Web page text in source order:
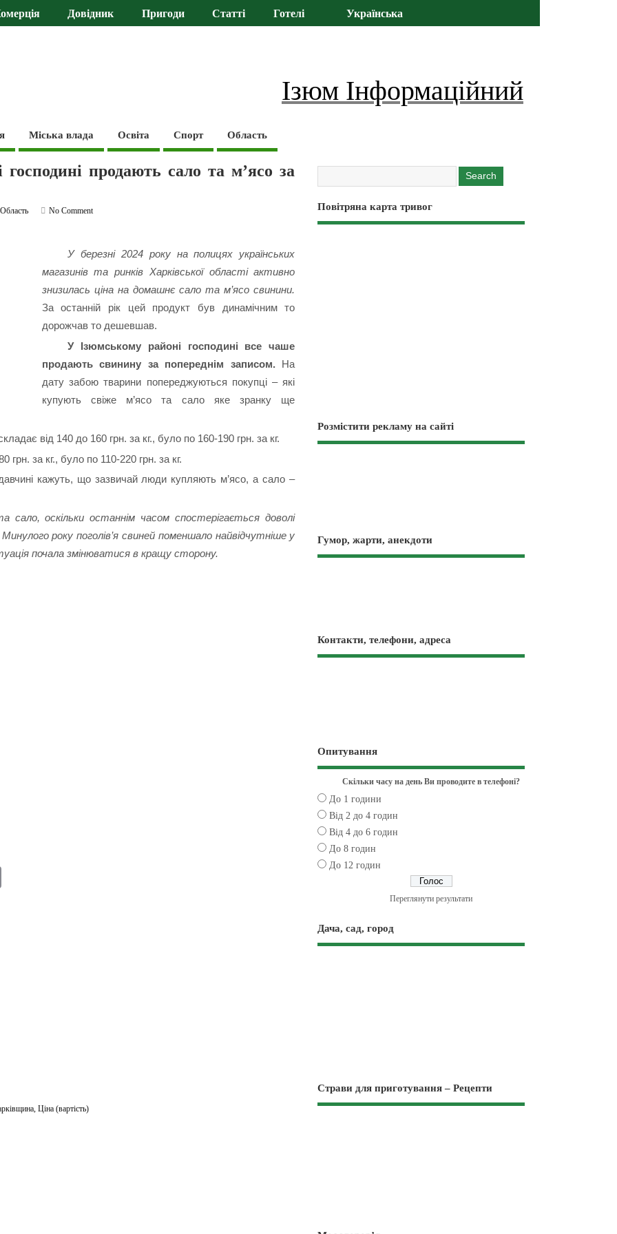
Довідник Пригоди Статті Готелі Українська
Ізюм Інформаційний
Міська влада Освіта Спорт Область
продають сало та м’ясо за
Область
No Comment
У березні 2024 року на полицях українських
магазинів та ринків Харківської області активно
знизилась ціна на домашнє сало та м’ясо свинини.
За останній рік цей продукт був динамічним то
дорожчав то дешевшав.
У Ізюмському районі господині все чаше
продають свинину за попереднім записом.На
дату забою тварини попереджуються покупці – які
купують свіже м’ясо та сало яке зранку ще
від 140 до 160 грн. за кг., було по 160-190 грн. за кг.
грн. за кг., було по 110-220 грн. за кг.
кажуть, що зазвичай люди купляють м’ясо, а сало –
сало, оскільки останнім часом спостерігається доволі
року поголів’я свиней поменшало найвідчутніше у
почала змінюватися в кращу сторону.
,Ціна (вартість)
Повітряна карта тривог
Розмістити рекламу на сайті
Гумор, жарти, анекдоти
Контакти, телефони, адреса
Опитування
Скільки часу на день Ви проводите в телефоні?
До 1 години
Від 2 до 4 годин
Від 4 до 6 годин
До 8 годин
До 12 годин
Переглянути результати
Дача, сад, город
Страви для приготування – Рецепти